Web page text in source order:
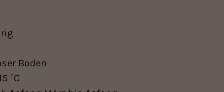
Boden
°C